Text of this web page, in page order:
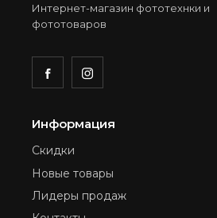
Интернет-магазин фототехнки и
фототоваров
Информация
Скидки
Новые товары
Лидеры продаж